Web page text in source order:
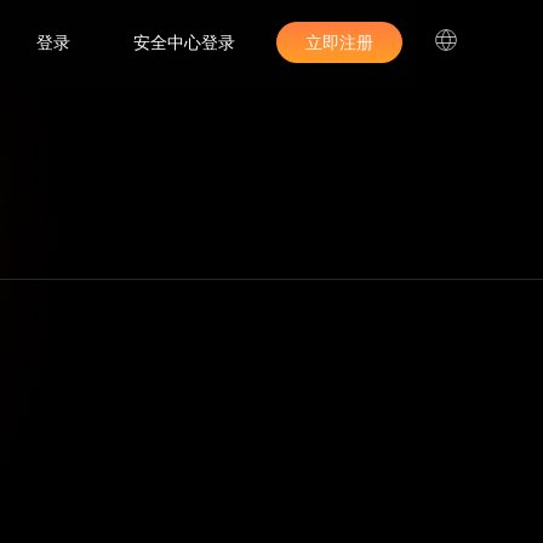
登录 安全中心登录 立即注册